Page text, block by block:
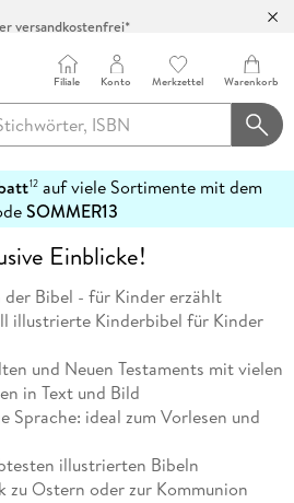
in über 100 Filialen
Filiale Konto Merkzettel Warenkorb
12auf viele Sortimente mit dem
SOMMER13
Einblicke!
Bibel - für Kinder erzählt
illustrierte Kinderbibel für Kinder
und Neuen Testaments mit vielen
in Text und Bild
Sprache: ideal zum Vorlesen und
illustrierten Bibeln
zu Ostern oder zur Kommunion